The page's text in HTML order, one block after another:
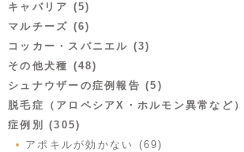
キャバリア (5)
マルチーズ (6)
コッカー・スパニエル (3)
その他犬種 (48)
シュナウザーの症例報告 (5)
脱毛症（アロペシアX・ホルモン異常など
症例別 (305)
アポキルが効かない (69)